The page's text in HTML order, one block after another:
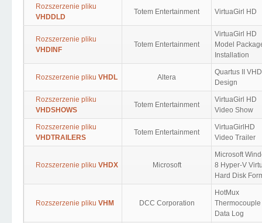
Rozszerzenie pliku
VHDDLD
Totem Entertainment VirtuaGirl HD
Rozszerzenie pliku
VHDINF
Totem Entertainment
VirtuaGirl HD
Model
Installation
Rozszerzenie pliku VHDL Altera
Quartus II
Design
Rozszerzenie pliku
VHDSHOWS
Totem Entertainment
VirtuaGirl HD
Video Show
Rozszerzenie pliku
VHDTRAILERS
Totem Entertainment
VirtuaGirlHD
Video Trailer
Rozszerzenie pliku VHDX Microsoft
Microsoft
8 Hyper-V
Hard Disk
Rozszerzenie pliku VHM DCC Corporation
HotMux
Thermocouple
Data Log